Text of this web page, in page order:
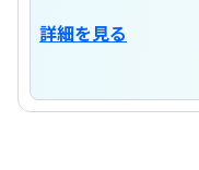
詳細を見る